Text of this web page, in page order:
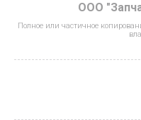
ООО
Полное или частичное